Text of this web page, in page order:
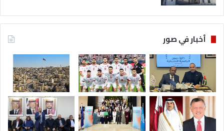
أخبار في صور